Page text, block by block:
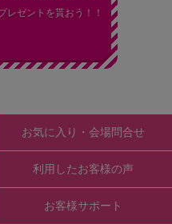
レゼントを貰おう！！
お気に入り・会場問合せ
利用したお客様の声
お客様サポート